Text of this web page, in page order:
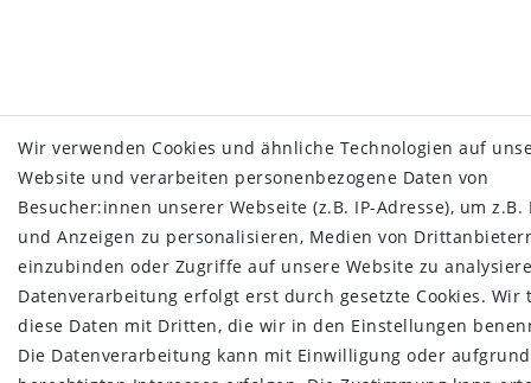
Wir verwenden Cookies und ähnliche Technologien auf
Website und verarbeiten personenbezogene Daten von
Besucher:innen unserer Webseite (z.B. IP-Adresse), um z.B.
und Anzeigen zu personalisieren, Medien von
einzubinden oder Zugriffe auf unsere Website zu
Datenverarbeitung erfolgt erst durch gesetzte Cookies. Wir
diese Daten mit Dritten, die wir in den Einstellungen
Die Datenverarbeitung kann mit Einwilligung oder